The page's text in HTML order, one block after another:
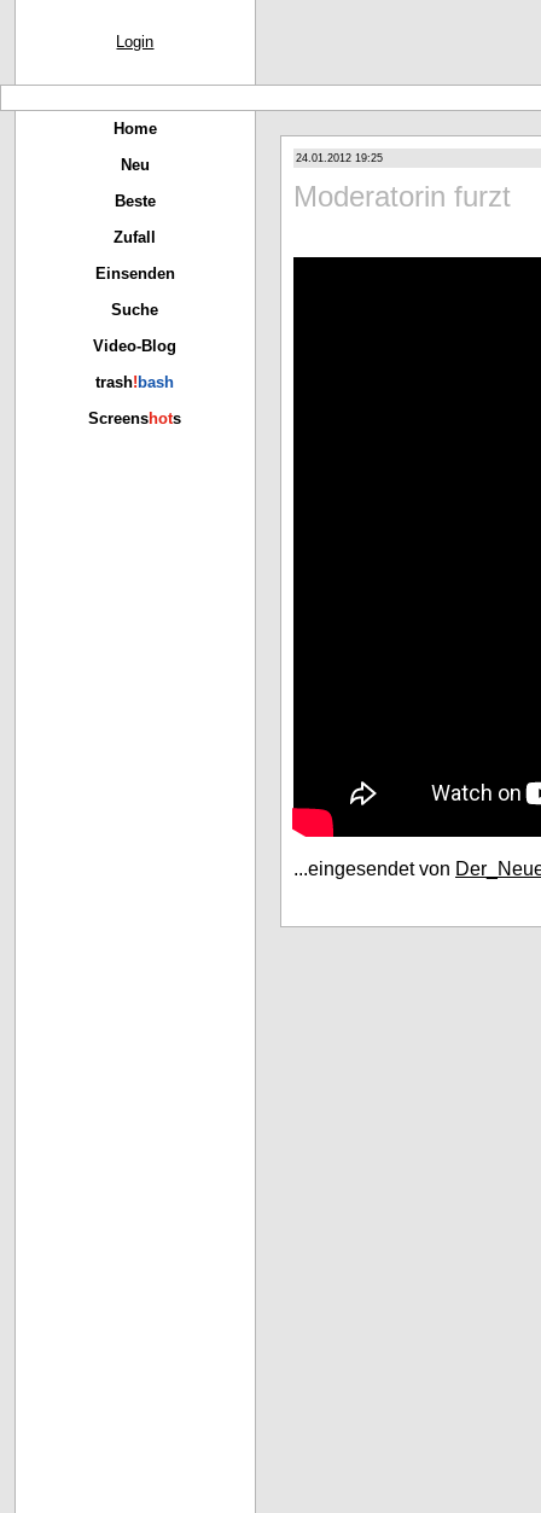
Login
Home
Neu
Beste
Zufall
Einsenden
Suche
Video-Blog
trash! bash
Screenshots
24.01.2012 19:25
Moderatorin furzt
...eingesendet von